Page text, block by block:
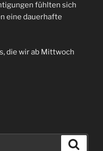
fühlten sich
eine dauerhafte
die wir ab Mittwoch